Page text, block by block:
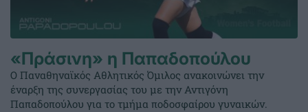
«Πράσινη» η Παπαδοπούλου
Ο Παναθηναϊκός Αθλητικός Όμιλος ανακοινώνει την
έναρξη της συνεργασίας του με την Αντιγόνη
Παπαδοπούλου για το τμήμα ποδοσφαίρου γυναικών.